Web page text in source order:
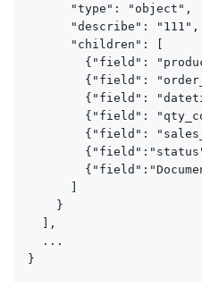
      "type": "object",
      "describe": "111",
      "children": [
{"field":
{"field":
{"field":
{"field":
{"field":
      ]
    }
  ],
  ...
}